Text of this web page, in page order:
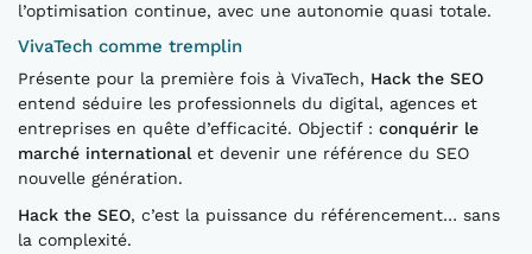
l’optimisation continue, avec une autonomie quasi totale.
VivaTech comme tremplin
Présente pour la première fois à VivaTech, Hack the SEO
entend séduire les professionnels du digital, agences et
entreprises en quête d’efficacité. Objectif : conquérir le
marché international et devenir une référence du SEO
nouvelle génération.
Hack the SEO, c’est la puissance du référencement… sans
la complexité.